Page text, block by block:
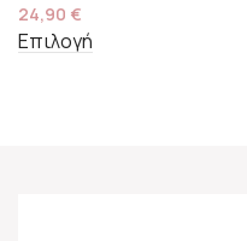
24,90 €
Επιλογή